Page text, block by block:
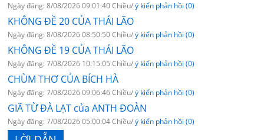
Ngày đăng: 8/08/2026 09:01:40 Chiều/ý kiến phản hồi (0)
KHÔNG ĐỀ 20 CỦA THÁI LÃO
Ngày đăng: 8/08/2026 08:50:50 Chiều/ý kiến phản hồi (0)
KHÔNG ĐỀ 19 CỦA THÁI LÃO
Ngày đăng: 7/08/2026 10:15:05 Chiều/ý kiến phản hồi (0)
CHÙM THƠ CỦA BÍCH HÀ
Ngày đăng: 7/08/2026 09:06:46 Chiều/ý kiến phản hồi (0)
GIÃ TỪ ĐÀ LẠT của ANTH ĐOÀN
Ngày đăng: 7/08/2026 05:00:04 Chiều/ý kiến phản hồi (0)